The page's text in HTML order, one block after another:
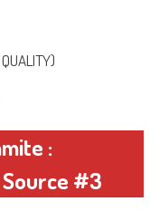
:
Source #3